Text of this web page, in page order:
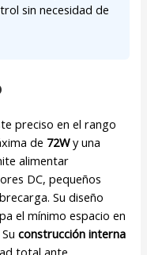
sin necesidad de
preciso en el rango
de 72Wy una
alimentar
DC, pequeños
Su diseño
el mínimo espacio en
Suconstrucción interna
total ante